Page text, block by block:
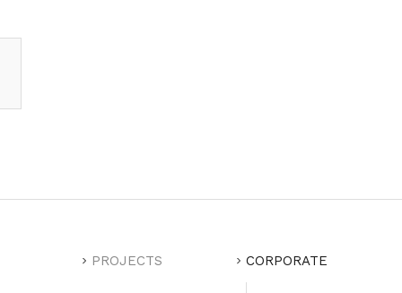
PROJECTS CORPORATE